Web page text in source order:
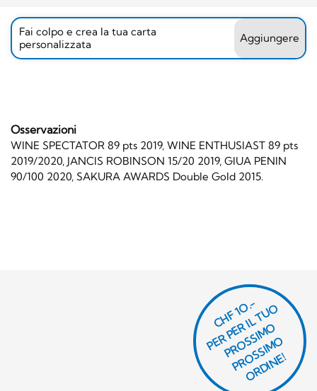
Fai colpo e crea la tua carta
personalizzata
Aggiungere
Osservazioni
WINE SPECTATOR 89 pts 2019, WINE ENTHUSIAST 89 pts
2019/2020, JANCIS ROBINSON 15/20 2019, GIUA PENIN
90/100 2020, SAKURA AWARDS Double Gold 2015.
CHF 1O.-
P
E
R
P
E
R I
L
T
U
O
P
R
O
S
SI
M
O
P
R
O
S
SI
M
O
O
R
DI
N
E!